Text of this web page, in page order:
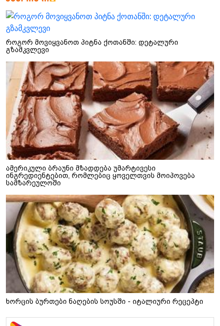
როგორ მოვიყვანოთ პიტნა ქოთანში: დეტალური
გზამკვლევი
ამერიკული ბრაუნი მზადდება უმარტივესი
ინგრედიენტებით, რომლებიც ყოველთვის მოიპოვება
სამზარეულოში
ხორცის ბურთები ნაღების სოუსში - იტალიური რეცეპტი